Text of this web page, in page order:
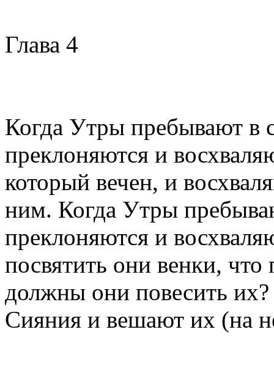
Глава 4
Когда Утры пребывают в
преклоняются и
который вечен, и
ним. Когда Утры
преклоняются и
посвятить они венки, что
должны они повесить
Сияния и вешают их (на